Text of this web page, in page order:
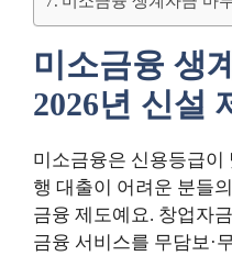
미소금융 생
2026년 신설
미소금융은 신용등급이
행 대출이 어려운 분들
금융 제도예요. 창업자
금융 서비스를 무담보·